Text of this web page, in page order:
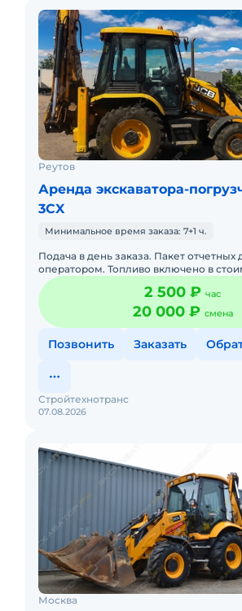
Реутов
Аренда экскаватора-
3CX
Минимальное время заказа: 7+1 ч.
Подача в день заказа. Пакет отчетных
оператором. Топливо включено в
Долгосрочная аренда. Краткосрочная
с малой наработк
2 500 ₽ час
20 000 ₽ смена
Позвонить Заказать
07.08.2026
Стройтехнотранс
Москва